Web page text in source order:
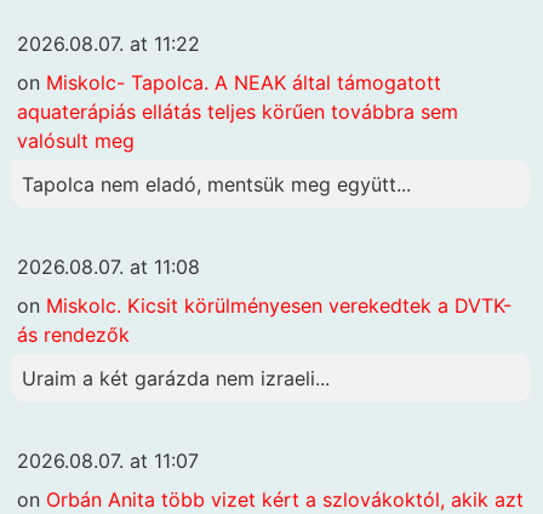
2026.08.07. at 11:22
on Miskolc- Tapolca. A NEAK által támogatott
aquaterápiás ellátás teljes körűen továbbra sem
valósult meg
Tapolca nem eladó, mentsük meg együtt...
2026.08.07. at 11:08
on Miskolc. Kicsit körülményesen verekedtek a DVTK-
ás rendezők
Uraim a két garázda nem izraeli...
2026.08.07. at 11:07
on Orbán Anita több vizet kért a szlovákoktól, akik azt